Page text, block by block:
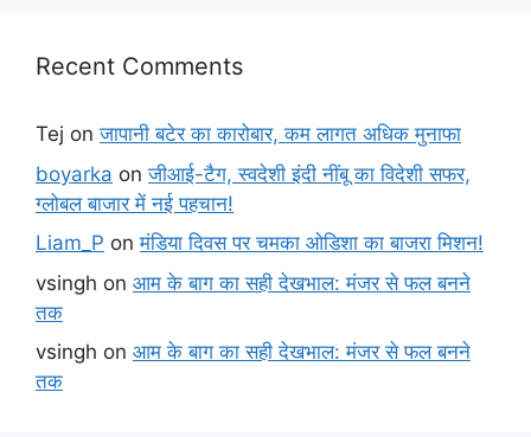
Recent Comments
Tej onजापानी बटेर का कारोबार, कम लागत अधिक मुनाफा
boyarka onजीआई-टैग, स्वदेशी इंदी नींबू का विदेशी सफर,
ग्लोबल बाजार में नई पहचान!
Liam_P onमंडिया दिवस पर चमका ओडिशा का बाजरा मिशन!
vsingh on आम के बाग का सही देखभाल: मंजर से फल बनने
तक
vsingh on आम के बाग का सही देखभाल: मंजर से फल बनने
तक